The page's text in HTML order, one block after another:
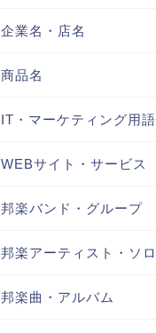
企業名・店名
商品名
IT・マーケティング用語
WEBサイト・サービス
邦楽バンド・グループ
邦楽アーティスト・ソロ
邦楽曲・アルバム